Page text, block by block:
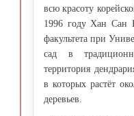
всю красоту
1996 году Хан Сан
факультета при
сад в
территория
в которых растёт
деревьев.